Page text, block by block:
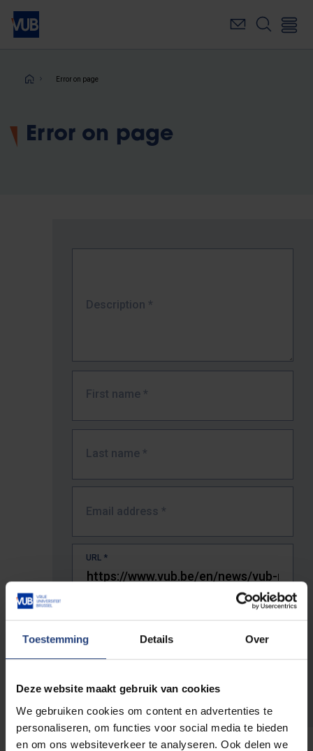
Toestemming Details Over
Deze website maakt gebruik van cookies
We gebruiken cookies om content en advertenties te
personaliseren, om functies voor social media te bieden
en om ons websiteverkeer te analyseren. Ook delen we
Skip
main
Breadcrumb
Error on page
Error on page
Description *
First name *
Last name *
Email address *
URL *
The full URL of the page where you encountered the error.